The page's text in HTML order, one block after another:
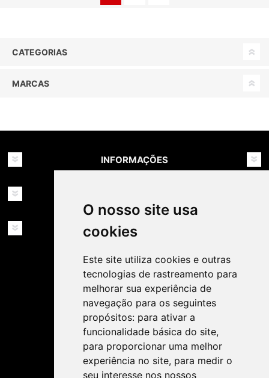
O nosso site usa
cookies
Este site utiliza cookies e outras
tecnologias de rastreamento para
melhorar sua experiência de
navegação para os seguintes
propósitos: para ativar a
funcionalidade básica do site,
para proporcionar uma melhor
experiência no site, para medir o
seu interesse nos nossos
CATEGORIAS
MARCAS
INFORMAÇÕES
SERVIÇOS
SIGA-NOS NAS REDES SOCIAIS!